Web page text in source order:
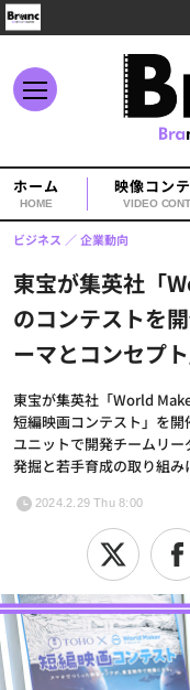
ホーム
HOME
映像コン
VIDEO
東宝が集英社「
のコンテストを
ーマとコンセプト
東宝が集英社「World
短編映画コンテスト」を
ユニットで開発チームリ
発掘と若手育成の取り組み
ビジネス 企業動向
2024.2.29 Thu 8:00